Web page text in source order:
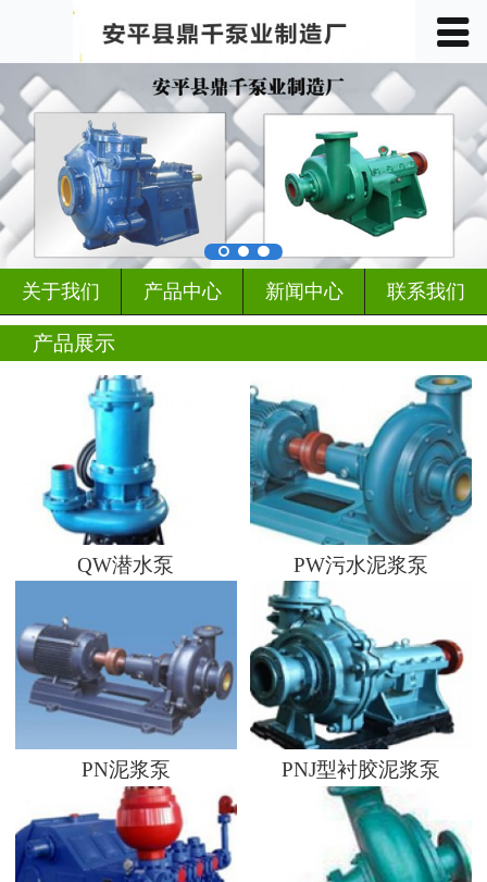
 首页
关于我们
产品中心
车间展示
客户见证
行业动态
新闻中心
联系我们
󰀥
关于我们 产品中心 新闻中心 联系我们
产品展示
QW潜水泵 PW污水泥浆泵
PN泥浆泵 PNJ型衬胶泥浆泵